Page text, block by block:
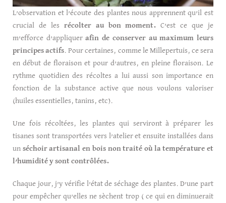
L’observation et l’écoute des plantes nous apprennent qu’il est
crucial de les récolter au bon moment. C’est ce que je
m’efforce d’appliquerafin de conserver au maximum leurs
principes actifs. Pour certaines, comme le Millepertuis, ce sera
en début de floraison et pour d’autres, en pleine floraison. Le
rythme quotidien des récoltes a lui aussi son importance en
fonction de la substance active que nous voulons valoriser
(huiles essentielles, tanins, etc).
Une fois récoltées, les plantes qui serviront à préparer les
tisanes sont transportées vers l’atelier et ensuite installées dans
un séchoir artisanal en bois non traité où la température et
l’humidité y sont contrôlées.
Chaque jour, j’y vérifie l’état de séchage des plantes. D’une part
pour empêcher qu’elles ne sèchent trop ( ce qui en diminuerait